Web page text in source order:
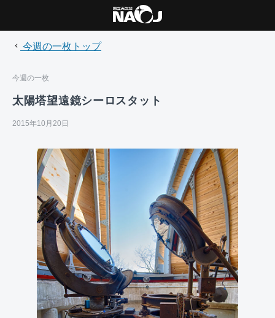
今週の一枚トップ
今週の一枚
太陽塔望遠鏡シーロスタット
2015年10月20日